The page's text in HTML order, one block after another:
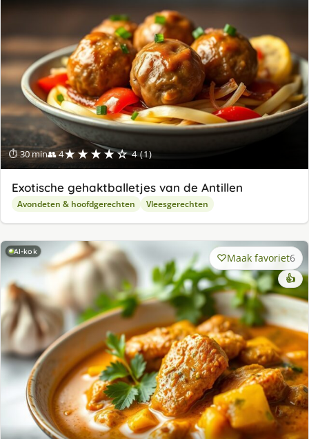
⏱ 30 min👥 4★★★★☆ 4 (1)
Exotische gehaktballetjes van de Antillen
Avondeten & hoofdgerechten Vleesgerechten
AI-kok Maak favoriet6
👍